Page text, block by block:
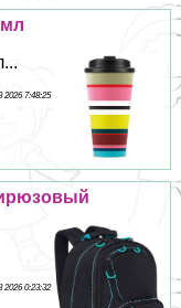
2026 7:48:25
2026 0:23:32